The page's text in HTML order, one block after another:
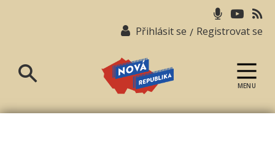
Přihlásit se / Registrovat se
republika
MENU